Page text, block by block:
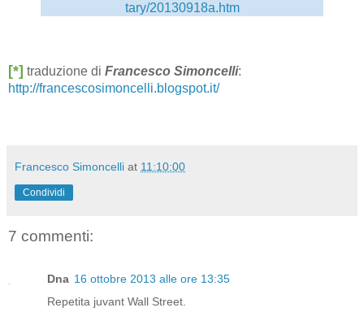
tary/20130918a.htm
[*] traduzione di Francesco Simoncelli:
http://francescosimoncelli.blogspot.it/
Francesco Simoncelli at 11:10:00
Condividi
7 commenti:
Dna 16 ottobre 2013 alle ore 13:35
Repetita juvant Wall Street.